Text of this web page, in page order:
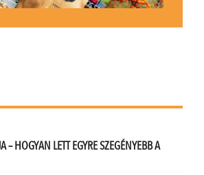
– HOGYAN LETT EGYRE SZEGÉNYEBB A